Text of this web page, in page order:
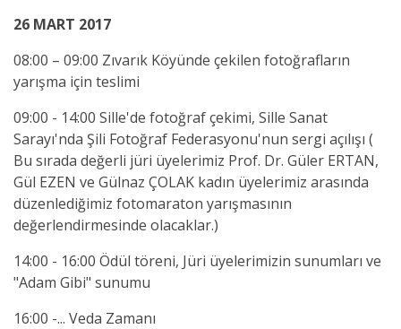
26 MART 2017
08:00 – 09:00 Zıvarık Köyünde çekilen fotoğrafların
yarışma için teslimi
09:00 - 14:00 Sille'de fotoğraf çekimi, Sille Sanat
Sarayı'nda Şili Fotoğraf Federasyonu'nun sergi açılışı (
Bu sırada değerli jüri üyelerimiz Prof. Dr. Güler ERTAN,
Gül EZEN ve Gülnaz ÇOLAK kadın üyelerimiz arasında
düzenlediğimiz fotomaraton yarışmasının
değerlendirmesinde olacaklar.)
14:00 - 16:00 Ödül töreni, Jüri üyelerimizin sunumları ve
"Adam Gibi" sunumu
16:00 -... Veda Zamanı